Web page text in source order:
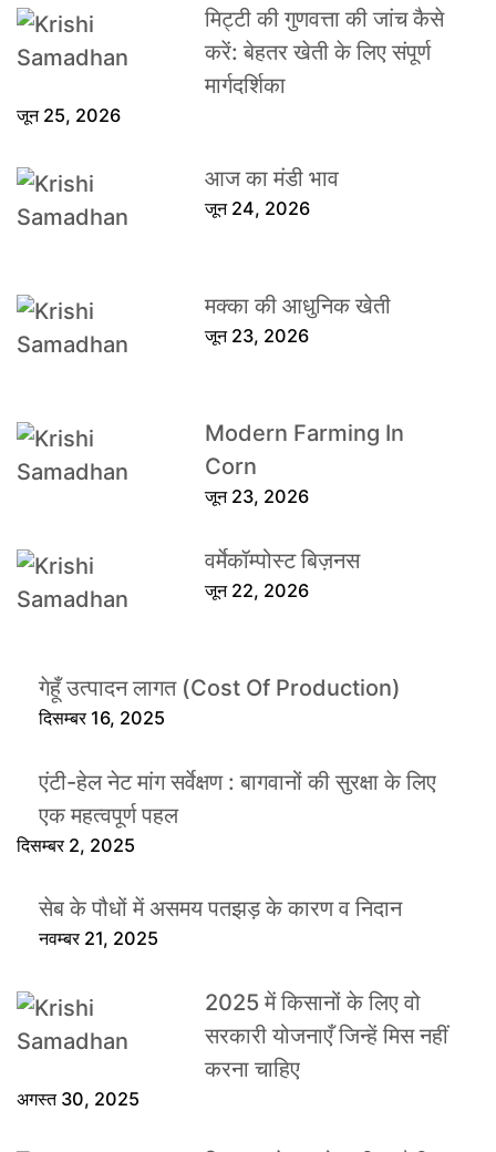
मिट्टी की गुणवत्ता की जांच कैसे
करें: बेहतर खेती के लिए संपूर्ण
मार्गदर्शिका
जून 25, 2026
आज का मंडी भाव
जून 24, 2026
मक्का की आधुनिक खेती
जून 23, 2026
Modern Farming In
Corn
जून 23, 2026
वर्मेकॉम्पोस्ट बिज़नस
जून 22, 2026
गेहूँ उत्पादन लागत (Cost Of Production)
दिसम्बर 16, 2025
एंटी-हेल नेट मांग सर्वेक्षण : बागवानों की सुरक्षा के लिए
एक महत्वपूर्ण पहल
दिसम्बर 2, 2025
सेब के पौधों में असमय पतझड़ के कारण व निदान
नवम्बर 21, 2025
2025 में किसानों के लिए वो
सरकारी योजनाएँ जिन्हें मिस नहीं
करना चाहिए
अगस्त 30, 2025